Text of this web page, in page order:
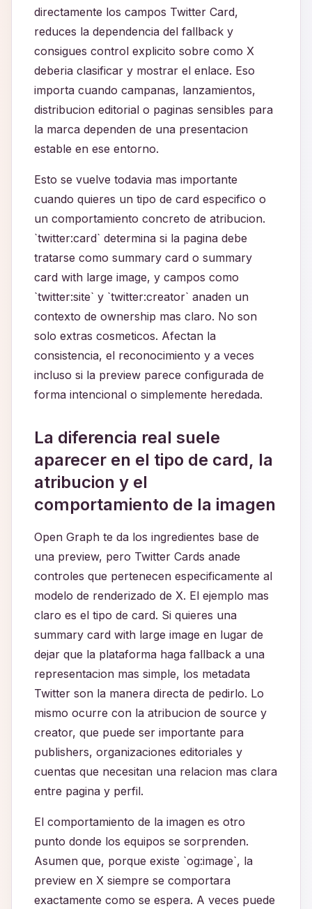
directamente los campos Twitter Card,
reduces la dependencia del fallback y
consigues control explicito sobre como X
deberia clasificar y mostrar el enlace. Eso
importa cuando campanas, lanzamientos,
distribucion editorial o paginas sensibles para
la marca dependen de una presentacion
estable en ese entorno.
Esto se vuelve todavia mas importante
cuando quieres un tipo de card especifico o
un comportamiento concreto de atribucion.
`twitter:card` determina si la pagina debe
tratarse como summary card o summary
card with large image, y campos como
`twitter:site` y `twitter:creator` anaden un
contexto de ownership mas claro. No son
solo extras cosmeticos. Afectan la
consistencia, el reconocimiento y a veces
incluso si la preview parece configurada de
forma intencional o simplemente heredada.
La diferencia real suele
aparecer en el tipo de card, la
atribucion y el
comportamiento de la imagen
Open Graph te da los ingredientes base de
una preview, pero Twitter Cards anade
controles que pertenecen especificamente al
modelo de renderizado de X. El ejemplo mas
claro es el tipo de card. Si quieres una
summary card with large image en lugar de
dejar que la plataforma haga fallback a una
representacion mas simple, los metadata
Twitter son la manera directa de pedirlo. Lo
mismo ocurre con la atribucion de source y
creator, que puede ser importante para
publishers, organizaciones editoriales y
cuentas que necesitan una relacion mas clara
entre pagina y perfil.
El comportamiento de la imagen es otro
punto donde los equipos se sorprenden.
Asumen que, porque existe `og:image`, la
preview en X siempre se comportara
exactamente como se espera. A veces puede